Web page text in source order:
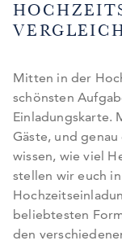
Mitten in der
schönsten
Einladungskarte.
Gäste, und
wissen, wie viel
stellen wir euch
beliebtesten
den